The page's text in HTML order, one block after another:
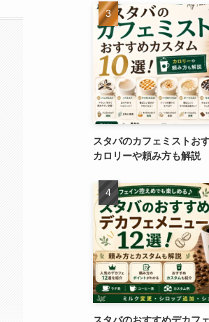
スタバのカフェミストお
カロリーや頼み方も解説
スタバのおすすめデカフ